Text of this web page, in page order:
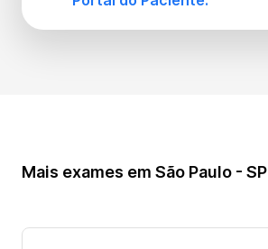
Mais exames em São Paulo - SP